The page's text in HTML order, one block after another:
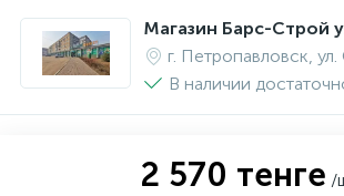
Магазин Барс-Строй
г. Петропавловск,
В наличии
2 570 тенге /